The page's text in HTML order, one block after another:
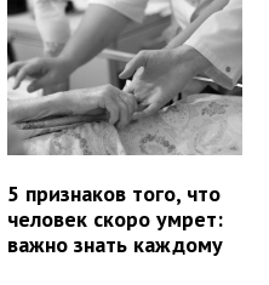
5 признаков того, что
человек скоро умрет:
важно знать каждому